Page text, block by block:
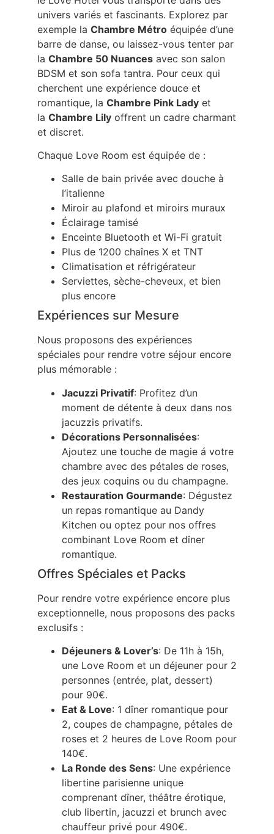
univers variés et fascinants. Explorez par
exemple la Chambre Métroéquipée d’une
barre de danse, ou laissez-vous tenter par
la Chambre 50 Nuancesavec son salon
BDSM et son sofa tantra. Pour ceux qui
cherchent une expérience douce et
romantique, la Chambre Pink Ladyet
la Chambre Lilyoffrent un cadre charmant
et discret.
Chaque Love Room est équipée de :
Salle de bain privée avec douche à
l’italienne
Miroir au plafond et miroirs muraux
Éclairage tamisé
Enceinte Bluetooth et Wi-Fi gratuit
Plus de 1200 chaînes X et TNT
Climatisation et réfrigérateur
Serviettes, sèche-cheveux, et bien
plus encore
Expériences sur Mesure
Nous proposons des expériences
spéciales pour rendre votre séjour encore
plus mémorable :
Jacuzzi Privatif: Profitez d’un
moment de détente à deux dans nos
jacuzzis privatifs.
Décorations Personnalisées:
Ajoutez une touche de magie á votre
chambre avec des pétales de roses,
des jeux coquins ou du champagne.
Restauration Gourmande: Dégustez
un repas romantique au Dandy
Kitchen ou optez pour nos offres
combinant Love Room et dîner
romantique.
Offres Spéciales et Packs
Pour rendre votre expérience encore plus
exceptionnelle, nous proposons des packs
exclusifs :
Déjeuners & Lover’s: De 11h à 15h,
une Love Room et un déjeuner pour 2
personnes (entrée, plat, dessert)
pour 90€.
Eat & Love: 1 dîner romantique pour
2, coupes de champagne, pétales de
roses et 2 heures de Love Room pour
140€.
La Ronde des Sens: Une expérience
libertine parisienne unique
comprenant dîner, théâtre érotique,
club libertin, jacuzzi et brunch avec
chauffeur privé pour 490€.